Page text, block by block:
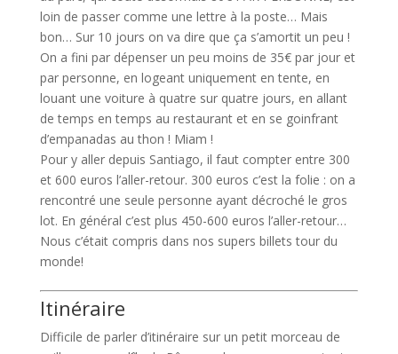
loin de passer comme une lettre à la poste… Mais
bon… Sur 10 jours on va dire que ça s’amortit un peu !
On a fini par dépenser un peu moins de 35€ par jour et
par personne, en logeant uniquement en tente, en
louant une voiture à quatre sur quatre jours, en allant
de temps en temps au restaurant et en se goinfrant
d’empanadas au thon ! Miam !
Pour y aller depuis Santiago, il faut compter entre 300
et 600 euros l’aller-retour. 300 euros c’est la folie : on a
rencontré une seule personne ayant décroché le gros
lot. En général c’est plus 450-600 euros l’aller-retour…
Nous c’était compris dans nos supers billets tour du
monde!
Itinéraire
Difficile de parler d’itinéraire sur un petit morceau de